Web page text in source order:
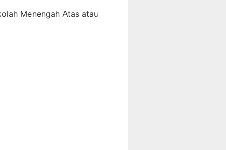
Menengah Atas atau